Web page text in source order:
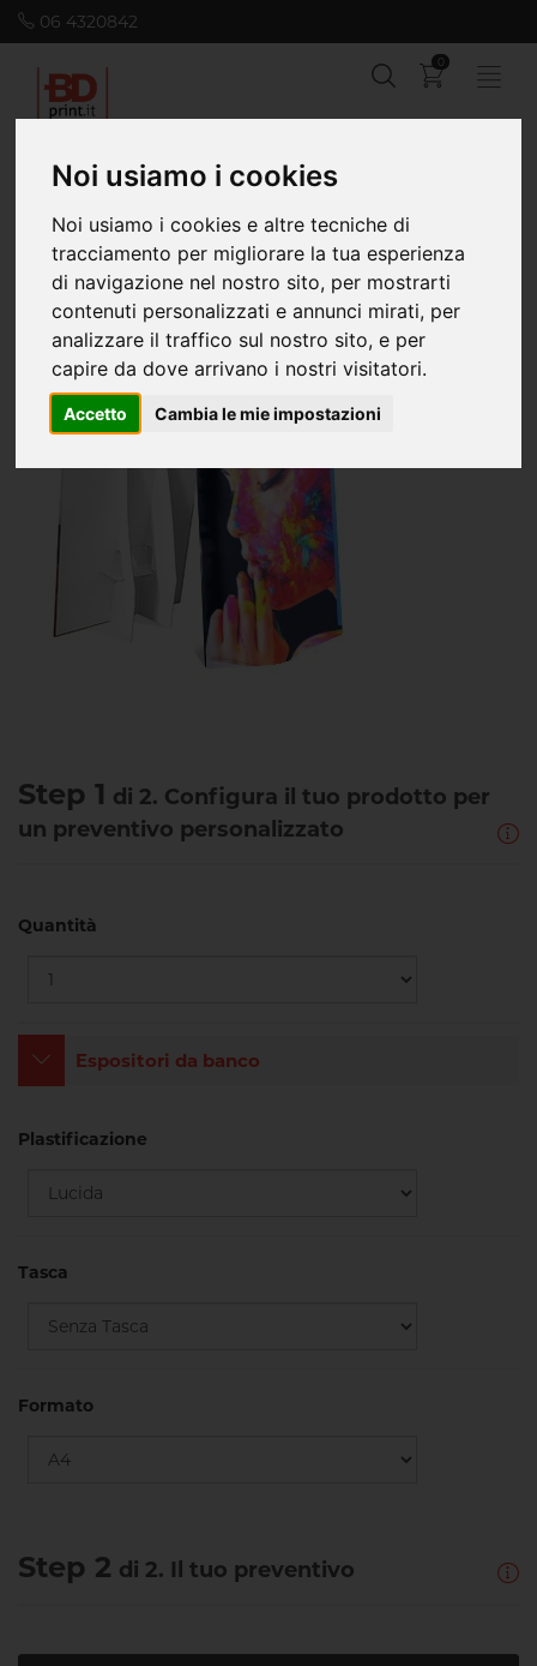
Noi usiamo i cookies
Noi usiamo i cookies e altre tecniche di
tracciamento per migliorare la tua esperienza
di navigazione nel nostro sito, per mostrarti
contenuti personalizzati e annunci mirati, per
analizzare il traffico sul nostro sito, e per
capire da dove arrivano i nostri visitatori.
Accetto Cambia le mie impostazioni
06 4320842
0
Cartelli da banco
Novità A partire da € 15,00
Step 1 di 2. Configura il tuo prodotto per
un preventivo personalizzato
Quantità
Espositori da banco
Plastificazione
Tasca
Formato
Step 2 di 2. Il tuo preventivo